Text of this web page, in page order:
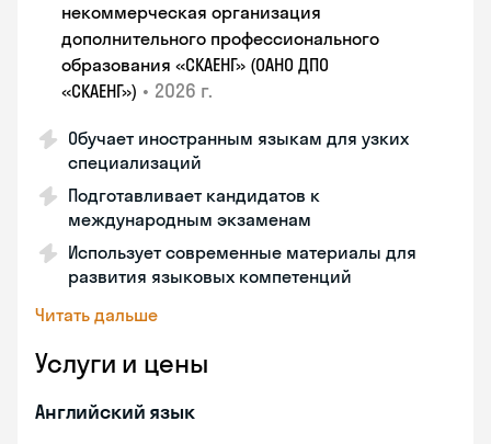
некоммерческая организация
дополнительного профессионального
образования «СКАЕНГ» (ОАНО ДПО
«СКАЕНГ») • 2026 г.
Обучает иностранным языкам для узких
специализаций
Подготавливает кандидатов к
международным экзаменам
Использует современные материалы для
развития языковых компетенций
Читать дальше
Услуги и цены
Английский язык